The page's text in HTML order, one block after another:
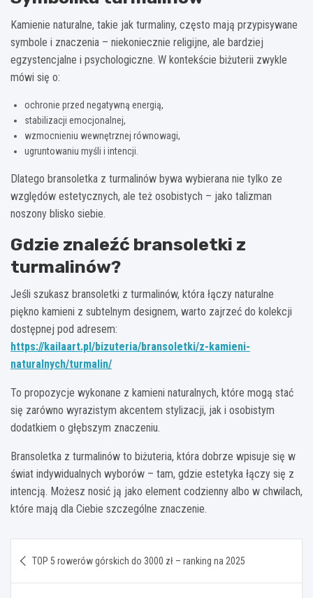
Kamienie naturalne, takie jak turmaliny, często mają przypisywane
symbole i znaczenia – niekoniecznie religijne, ale bardziej
egzystencjalne i psychologiczne. W kontekście biżuterii zwykle
mówi się o:
ochronie przed negatywną energią,
stabilizacji emocjonalnej,
wzmocnieniu wewnętrznej równowagi,
ugruntowaniu myśli i intencji.
Dlatego bransoletka z turmalinów bywa wybierana nie tylko ze
względów estetycznych, ale też osobistych – jako talizman
noszony blisko siebie.
Gdzie znaleźć bransoletki z
turmalinów?
Jeśli szukasz bransoletki z turmalinów, która łączy naturalne
piękno kamieni z subtelnym designem, warto zajrzeć do kolekcji
dostępnej pod adresem:
https://kailaart.pl/bizuteria/bransoletki/z-kamieni-
naturalnych/turmalin/
To propozycje wykonane z kamieni naturalnych, które mogą stać
się zarówno wyrazistym akcentem stylizacji, jak i osobistym
dodatkiem o głębszym znaczeniu.
Bransoletka z turmalinów to biżuteria, która dobrze wpisuje się w
świat indywidualnych wyborów – tam, gdzie estetyka łączy się z
intencją. Możesz nosić ją jako element codzienny albo w chwilach,
które mają dla Ciebie szczególne znaczenie.
wpisu
TOP 5 rowerów górskich do 3000 zł – ranking na 2025